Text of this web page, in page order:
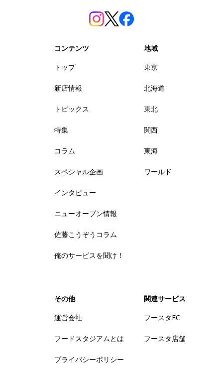
コンテンツ
トップ
新店情報
トピックス
特集
コラム
スペシャル企画
インタビュー
ニューオープン情報
佐藤こうぞうコラム
俺のサービスを聞け！
地域
東京
北海道
東北
関西
東海
ワールド
その他
運営会社
フードスタジアムとは
プライバシーポリシー
関連サービス
フースタFC
フースタ店舗